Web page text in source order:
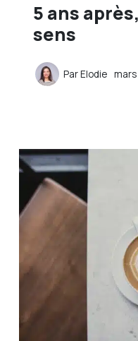
5 ans
sens
ParElodie